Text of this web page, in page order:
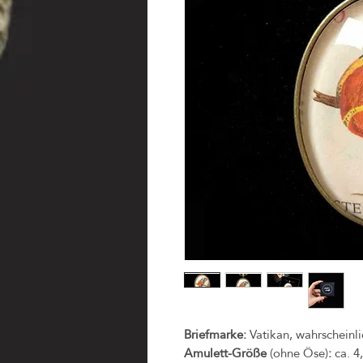
Briefmarke:Vatikan,
Amulett-Größe(ohne Öse):ca.